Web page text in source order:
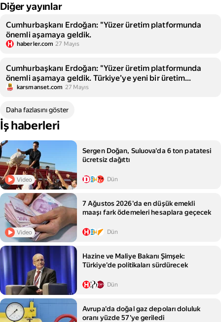
Diğer yayınlar
Cumhurbaşkanı Erdoğan: "Yüzer üretim platformunda
önemli aşamaya geldik.
haberler.com 27 Mayıs
Cumhurbaşkanı Erdoğan: "Yüzer üretim platformunda
önemli aşamaya geldik. Türkiye’ye yeni bir üretim
kabiliyeti kazandıracak platformun adını Osman Gazi
karsmanset.com 27 Mayıs
Daha fazlasını göster
İş haberleri
Video
Sergen Doğan, Suluova'da 6 ton patatesi
ücretsiz dağıttı
Dün
Video
7 Ağustos 2026'da en düşük emekli
maaşı fark ödemeleri hesaplara geçecek
Dün
Hazine ve Maliye Bakanı Şimşek:
Türkiye'de politikaları sürdürecek
Dün
Avrupa'da doğal gaz depoları doluluk
oranı yüzde 57'ye geriledi